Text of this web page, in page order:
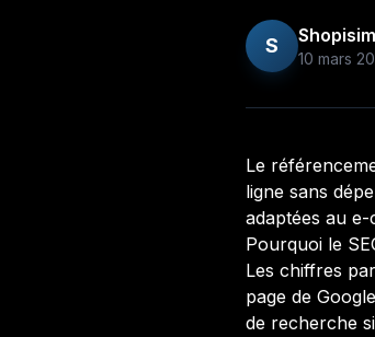
S Shopisim
10 mars
Le
ligne sans
adaptées au
Pourquoi le
Les chiffres
page de
de recherche